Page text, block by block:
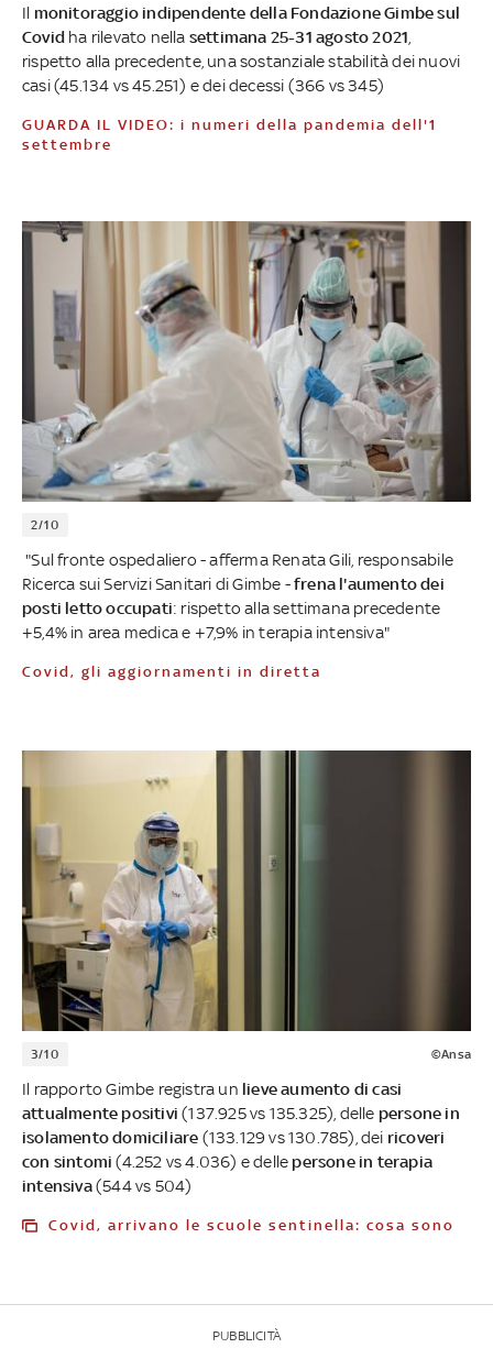
Il monitoraggio indipendente della Fondazione Gimbe sul
Covid ha rilevato nella settimana 25-31 agosto 2021
rispetto alla precedente, una sostanziale stabilità dei nuovi
casi (45.134 vs 45.251) e dei decessi (366 vs 345)
GUARDA IL VIDEO: i numeri della pandemia dell'1
settembre
2/10
"Sul fronte ospedaliero - afferma Renata Gili, responsabile
Ricerca sui Servizi Sanitari di Gimbe -frena l'aumento dei
posti letto occupati: rispetto alla settimana precedente
+5,4% in area medica e +7,9% in terapia intensiva"
Covid, gli aggiornamenti in diretta
3/10 ©Ansa
Il rapporto Gimbe registra un lieve aumento di casi
attualmente positivi(137.925 vs 135.325), delle persone in
isolamento domiciliare (133.129 vs 130.785), dei ricoveri
con sintomi (4.252 vs 4.036) e delle persone in terapia
intensiva(544 vs 504)
Covid, arrivano le scuole sentinella: cosa sono
PUBBLICITÀ